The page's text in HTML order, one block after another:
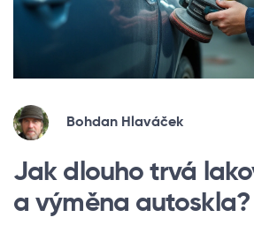
Bohdan Hlaváček
Jak dlouho trvá
a výměna autoskla?